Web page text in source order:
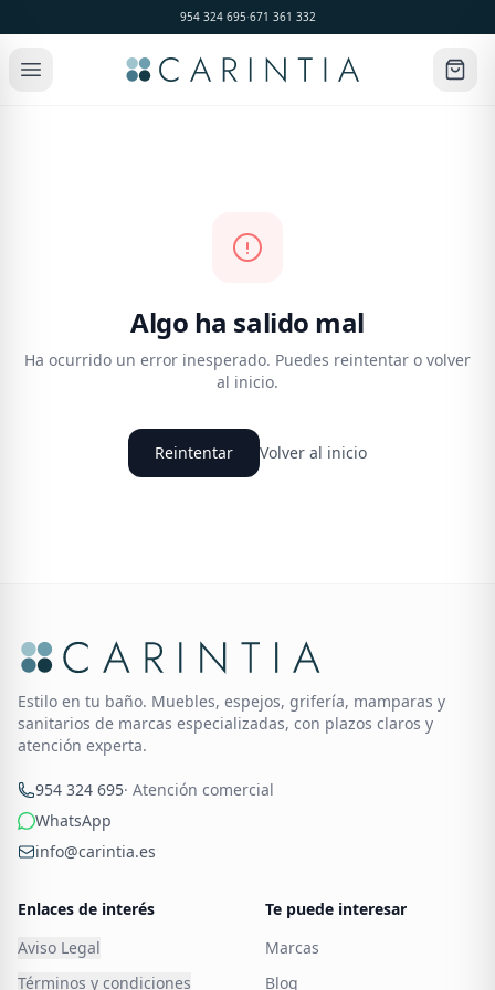
954 324 695·671 361 332
Algo ha salido mal
Ha ocurrido un error inesperado. Puedes reintentar o volver
al inicio.
Reintentar Volver al inicio
Estilo en tu baño. Muebles, espejos, grifería, mamparas y
sanitarios de marcas especializadas, con plazos claros y
atención experta.
954 324 695· Atención comercial
WhatsApp
info@carintia.es
Enlaces de interés
Aviso Legal
Términos y condiciones
Te puede interesar
Marcas
Blog